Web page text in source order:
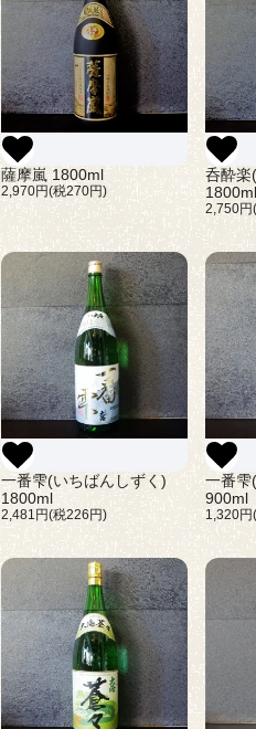
薩摩嵐 1800ml
2,970円(税270円)
呑酔楽
1800ml
2,750
一番雫(いちばんしずく)
1800ml
2,481円(税226円)
一番雫
900ml
1,320